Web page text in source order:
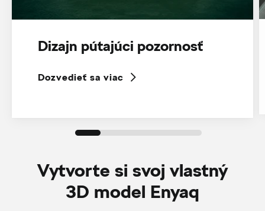
Dizajn pútajúci pozornosť
Dozvedieť sa viac
Vytvorte si svoj vlastný
3D model Enyaq